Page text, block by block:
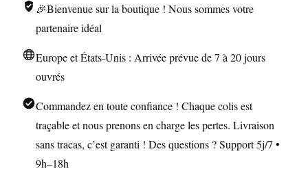
Transparent
🎉Bienvenue sur la boutique ! Nous sommes votre
partenaire idéal
Europe et États-Unis : Arrivée prévue de 7 à 20 jours
ouvrés
Commandez en toute confiance ! Chaque colis est
traçable et nous prenons en charge les pertes. Livraison
sans tracas, c’est garanti ! Des questions ? Support 5j/7 •
9h–18h